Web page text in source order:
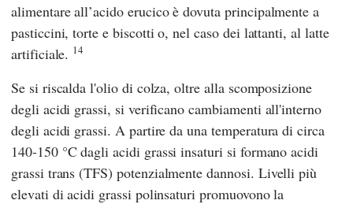
alimentare all’acido erucico è dovuta principalmente a
pasticcini, torte e biscotti o, nel caso dei lattanti, al latte
artificiale. 14
Se si riscalda l'olio di colza, oltre alla scomposizione
degli acidi grassi, si verificano cambiamenti all'interno
degli acidi grassi. A partire da una temperatura di circa
140-150 °C dagli acidi grassi insaturi si formano acidi
grassi trans (TFS) potenzialmente dannosi. Livelli più
elevati di acidi grassi polinsaturi promuovono la